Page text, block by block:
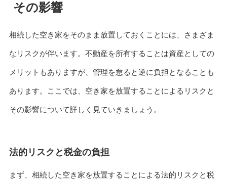
その影響
相続した空き家をそのまま放置しておくことには、さまざま
なリスクが伴います。不動産を所有することは資産としての
メリットもありますが、管理を怠ると逆に負担となることも
あります。ここでは、空き家を放置することによるリスクと
その影響について詳しく見ていきましょう。
法的リスクと税金の負担
まず、相続した空き家を放置することによる法的リスクと税